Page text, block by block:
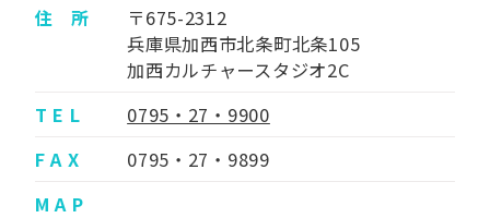
住 所
〒675-2312
兵庫県加西市北条町北条105
加西カルチャースタジオ2C
T E L
0795・27・9900
F A X
0795・27・9899
M A P